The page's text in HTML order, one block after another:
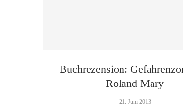
Buchrezension:
Roland Mary
21. Juni 2013